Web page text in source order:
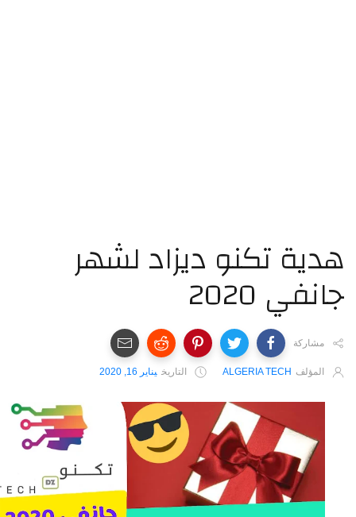
تكنو ديزاد لشهر
2020
مشاركة
المؤلف ALGERIA TECH التاريخ يناير 16, 2020